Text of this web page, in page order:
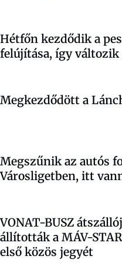
Hétfőn kezdődik a
felújítása, így
Megkezdődött a
Megszűnik az autós
Városligetben, itt
VONAT-BUSZ
állították a MÁV-
első közös jegyét